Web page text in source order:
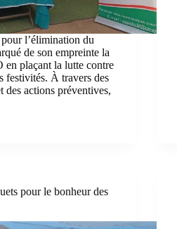
l’élimination du
de son empreinte la
en plaçant la lutte contre
festivités. À travers des
des actions préventives,
pour le bonheur des